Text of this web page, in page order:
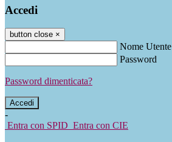
Accedi
button close ×
Nome Utente
Password
Password dimenticata?
-
Entra con SPID Entra con CIE